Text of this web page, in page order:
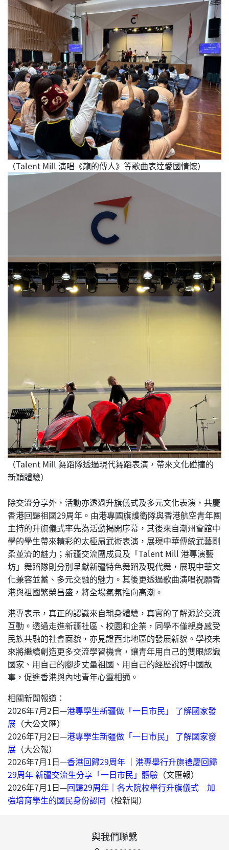
（Talent Mill 演唱《龍的傳人》等歌曲表達愛國情懷）
（Talent Mill 舞蹈隊透過現代舞蹈表演，帶來文化碰撞的
新穎體驗）
除交流分享外，活動亦透過升旗儀式及多元文化表演，共慶
香港回歸祖國29周年。由港專國旗護衛隊與香港航空青年團
主持的升旗儀式率先為活動揭開序幕，其後來自潮州會館中
學的學生帶來精彩的太極扇武術表演，展現中華傳統武藝剛
柔並濟的魅力；新疆交流團成員及「Talent Mill 港專演藝
坊」舞蹈隊則分別呈獻新疆特色舞蹈及現代舞，展現中華文
化兼容並蓄、多元交融的魅力。其後更透過歌曲演唱祝願香
港與祖國繁榮昌盛，將全場氣氛推向高潮。
港專表示，真正的認識來自親身體驗，真實的了解源於交流
互動。透過走進新疆社區、校園和企業，同學不僅親身感受
民族共融的社會面貌，亦見證西北地區的發展新貌。學校未
來將繼續創造更多交流學習機會，讓青年用自己的雙眼認識
國家、用自己的腳步丈量祖國、用自己的經歷說好中國故
事，促進香港與內地青年心靈相通。
相關新聞報道：
2026年7月2日—港專學生新疆做「一日市民」 了解國家發
展 （大公文匯）
2026年7月2日—港專學生新疆做「一日市民」 了解國家發
展 （大公報）
2026年7月1日—香港回歸29周年 ｜港專舉行升旗禮慶回歸
29周年 新疆交流生分享「一日市民」體驗 （文匯報）
2026年7月1日—回歸29周年｜各大院校舉行升旗儀式 加
強培育學生的國民身份認同 （橙新聞）
與我們聯繫